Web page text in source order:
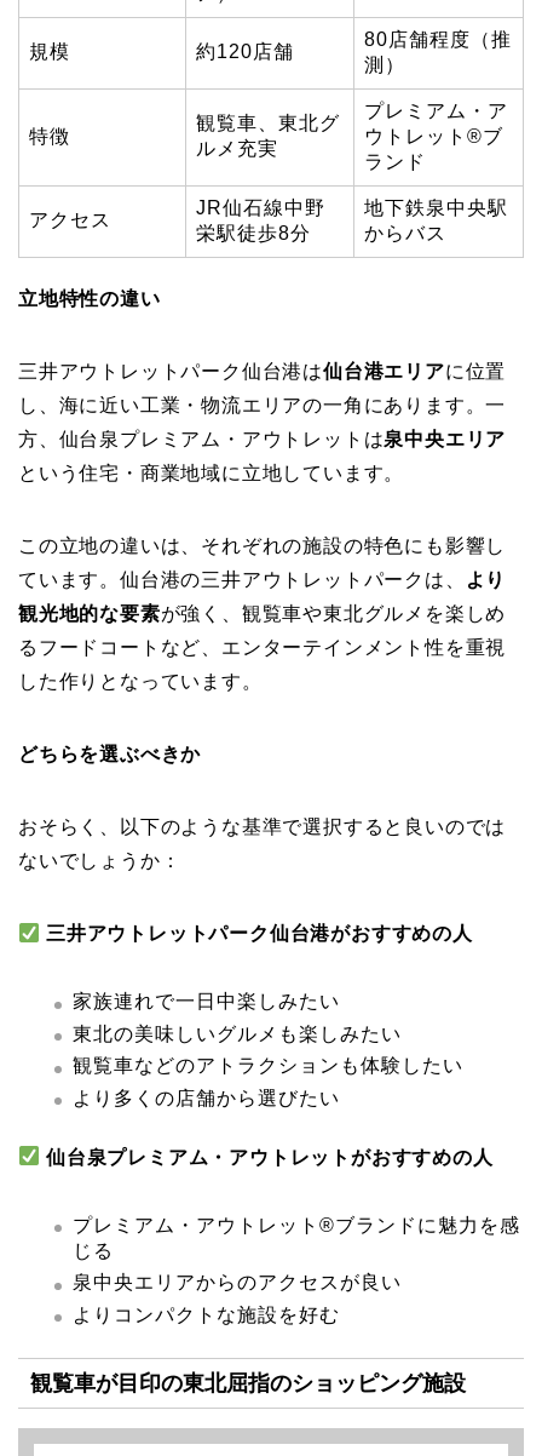
規模 約120店舗
80店舗程度（推
測）
特徴
観覧車、東北グ
ルメ充実
プレミアム・ア
ウトレット®ブ
ランド
アクセス
JR仙石線中野
栄駅徒歩8分
地下鉄泉中央駅
からバス
立地特性の違い
三井アウトレットパーク仙台港は仙台港エリアに位置
し、海に近い工業・物流エリアの一角にあります。一
方、仙台泉プレミアム・アウトレットは泉中央エリア
という住宅・商業地域に立地しています。
この立地の違いは、それぞれの施設の特色にも影響し
ています。仙台港の三井アウトレットパークは、
より
観光地的な要素が強く、観覧車や東北グルメを楽しめ
るフードコートなど、エンターテインメント性を重視
した作りとなっています。
どちらを選ぶべきか
おそらく、以下のような基準で選択すると良いのでは
ないでしょうか：
三井アウトレットパーク仙台港がおすすめの人
家族連れで一日中楽しみたい
東北の美味しいグルメも楽しみたい
観覧車などのアトラクションも体験したい
より多くの店舗から選びたい
仙台泉プレミアム・アウトレットがおすすめの人
プレミアム・アウトレット®ブランドに魅力を感
じる
泉中央エリアからのアクセスが良い
よりコンパクトな施設を好む
観覧車が目印の東北屈指のショッピング施設